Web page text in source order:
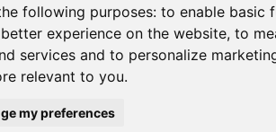
following purposes: to enable basic
experience on the website, to
services and to personalize
relevant to you.
my preferences